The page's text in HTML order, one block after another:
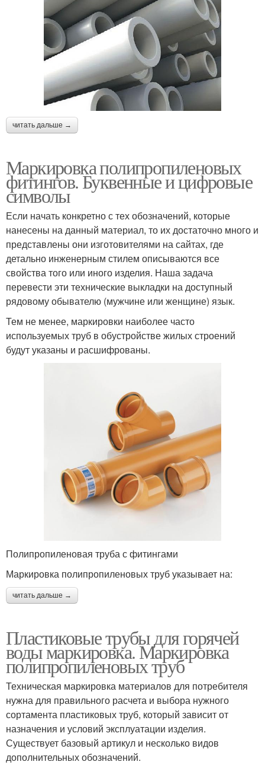
читать дальше →
Маркировка полипропиленовых
фитингов. Буквенные и цифровые
символы
Если начать конкретно с тех обозначений, которые
нанесены на данный материал, то их достаточно много и
представлены они изготовителями на сайтах, где
детально инженерным стилем описываются все
свойства того или иного изделия. Наша задача
перевести эти технические выкладки на доступный
рядовому обывателю (мужчине или женщине) язык.
Тем не менее, маркировки наиболее часто
используемых труб в обустройстве жилых строений
будут указаны и расшифрованы.
Полипропиленовая труба с фитингами
Маркировка полипропиленовых труб указывает на:
читать дальше →
Пластиковые трубы для горячей
воды маркировка. Маркировка
полипропиленовых труб
Техническая маркировка материалов для потребителя
нужна для правильного расчета и выбора нужного
сортамента пластиковых труб, который зависит от
назначения и условий эксплуатации изделия.
Существует базовый артикул и несколько видов
дополнительных обозначений.